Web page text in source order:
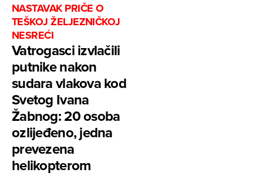
NASTAVAK PRIČE O
TEŠKOJ ŽELJEZNIČKOJ
NESREĆI
Vatrogasci izvlačili
putnike nakon
sudara vlakova kod
Svetog Ivana
Žabnog: 20 osoba
ozlijeđeno, jedna
prevezena
helikopterom